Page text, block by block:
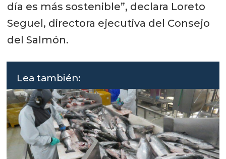
día es más sostenible”, declara Loreto
Seguel, directora ejecutiva del Consejo
del Salmón.
Lea también: